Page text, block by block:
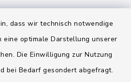
dass wir technisch notwendige
eine optimale Darstellung unserer
Die Einwilligung zur Nutzung
bei Bedarf gesondert abgefragt.
Kontakt